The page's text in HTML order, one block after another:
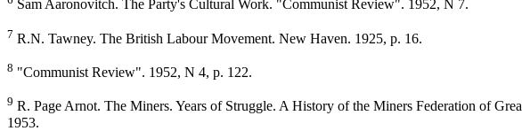
Sam Aaronovitch. The Party's Cultural Work. "Communist Review". 1952, N 7.
7 R.N. Tawney. The British Labour Movement. New Haven. 1925, p. 16.
8 "Communist Review". 1952, N 4, p. 122.
9 R. Page Arnot. The Miners. Years of Struggle. A History of the Miners Federation of
1953.